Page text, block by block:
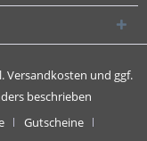
Versandkosten und ggf.
beschrieben
Gutscheine